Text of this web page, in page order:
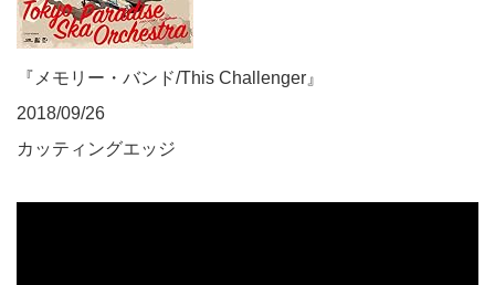
『メモリー・バンド/This Challenger』
2018/09/26
カッティングエッジ